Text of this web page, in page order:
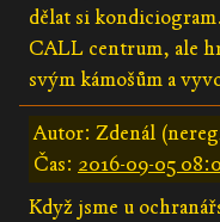
dělat si
CALL centrum, ale
svým kámošům a
Autor: Zdenál
Čas: 2016-09-05
Když jsme u